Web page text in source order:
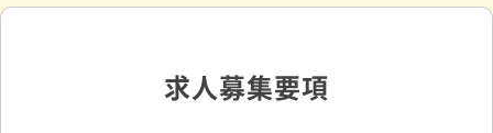
求人募集要項